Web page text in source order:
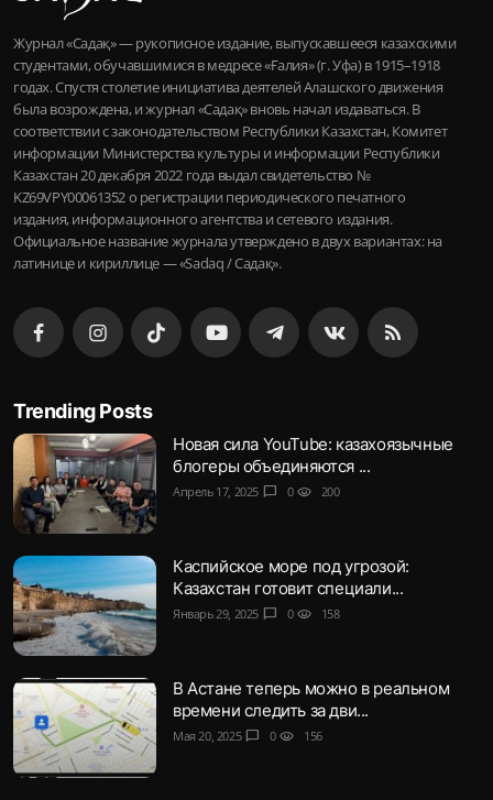
Журнал «Садақ» — рукописное издание, выпускавшееся казахскими
студентами, обучавшимися в медресе «Ғалия» (г. Уфа) в 1915–1918
годах. Спустя столетие инициатива деятелей Алашского движения
была возрождена, и журнал «Садақ» вновь начал издаваться. В
соответствии с законодательством Республики Казахстан, Комитет
информации Министерства культуры и информации Республики
Казахстан 20 декабря 2022 года выдал свидетельство №
KZ69VPY00061352 о регистрации периодического печатного
издания, информационного агентства и сетевого издания.
Официальное название журнала утверждено в двух вариантах: на
латинице и кириллице — «Sadaq / Садақ».
Trending Posts
Новая сила YouTube: казахоязычные
блогеры объединяются ...
Апрель 17, 2025 chat_bubble 0 visibility 200
Каспийское море под угрозой:
Казахстан готовит специали...
Январь 29, 2025 chat_bubble 0 visibility 158
В Астане теперь можно в реальном
времени следить за дви...
Мая 20, 2025 chat_bubble 0 visibility 156